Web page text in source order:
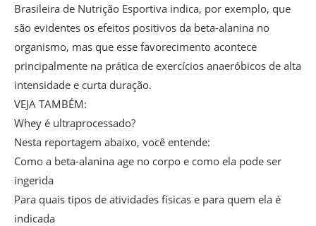
Brasileira de Nutrição Esportiva indica, por exemplo, que
são evidentes os efeitos positivos da beta-alanina no
organismo, mas que esse favorecimento acontece
principalmente na prática de exercícios anaeróbicos de alta
intensidade e curta duração.
VEJA TAMBÉM:
Whey é ultraprocessado?
Nesta reportagem abaixo, você entende:
Como a beta-alanina age no corpo e como ela pode ser
ingerida
Para quais tipos de atividades físicas e para quem ela é
indicada